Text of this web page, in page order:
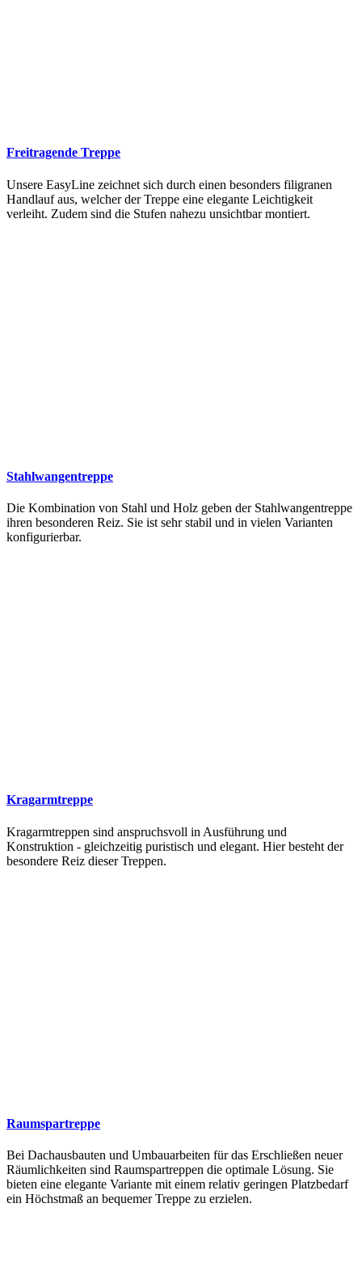
Freitragende Treppe
Unsere EasyLine zeichnet sich durch einen besonders filigranen
Handlauf aus, welcher der Treppe eine elegante Leichtigkeit
verleiht. Zudem sind die Stufen nahezu unsichtbar montiert.
Stahlwangentreppe
Die Kombination von Stahl und Holz geben der Stahlwangentreppe
ihren besonderen Reiz. Sie ist sehr stabil und in vielen Varianten
konfigurierbar.
Kragarmtreppe
Kragarmtreppen sind anspruchsvoll in Ausführung und
Konstruktion - gleichzeitig puristisch und elegant. Hier besteht der
besondere Reiz dieser Treppen.
Raumspartreppe
Bei Dachausbauten und Umbauarbeiten für das Erschließen neuer
Räumlichkeiten sind Raumspartreppen die optimale Lösung. Sie
bieten eine elegante Variante mit einem relativ geringen Platzbedarf
ein Höchstmaß an bequemer Treppe zu erzielen.